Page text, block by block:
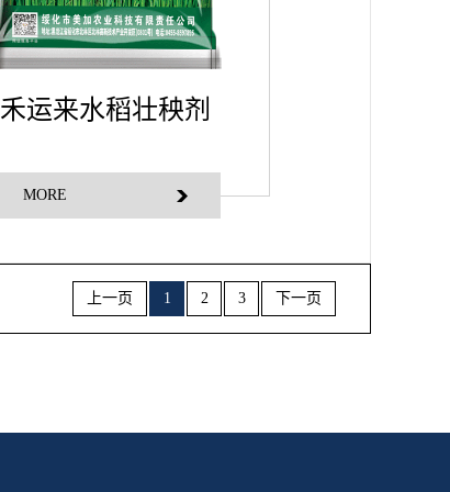
禾运来水稻壮秧剂
MORE
上一页 1 2 3 下一页